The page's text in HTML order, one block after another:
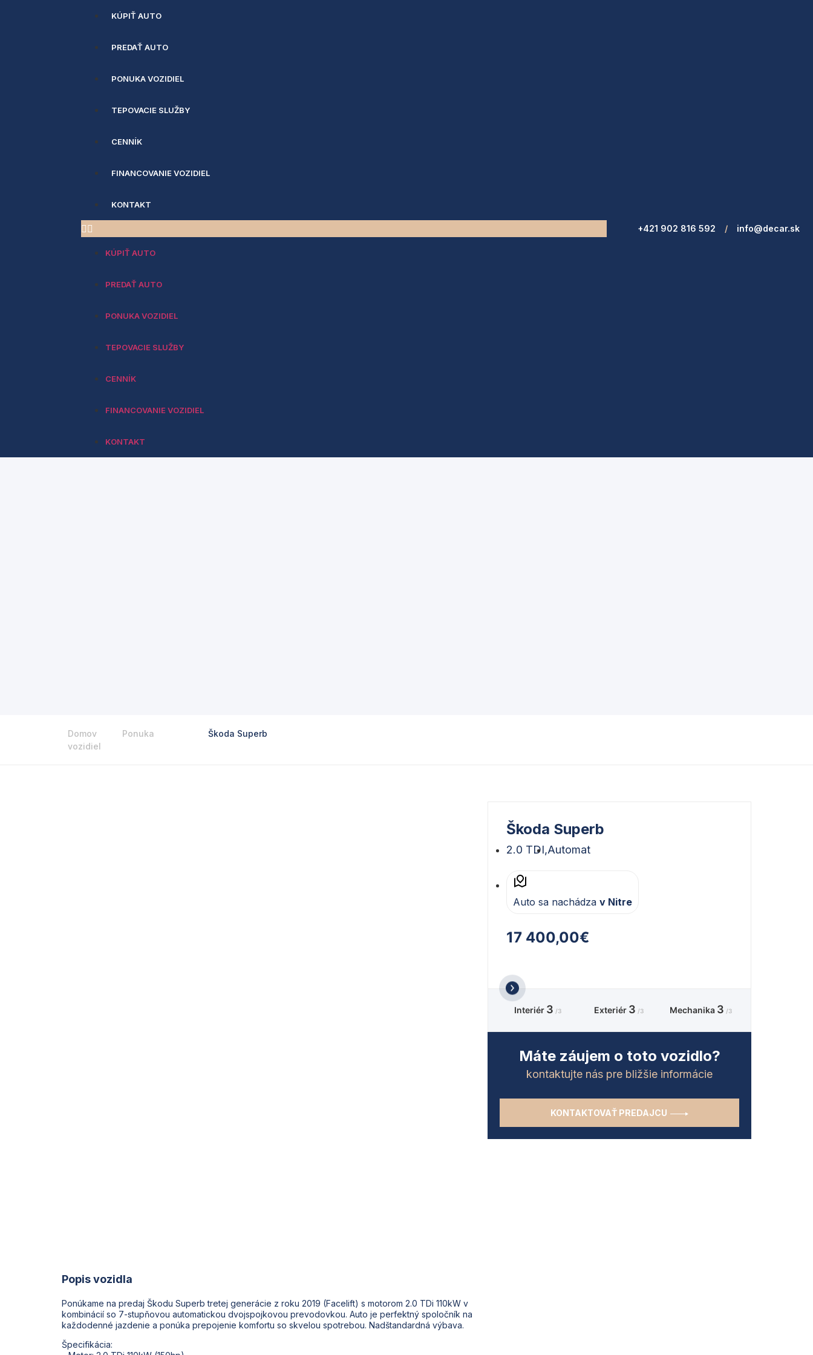
KÚPIŤ AUTO
PREDAŤ AUTO
PONUKA VOZIDIEL
TEPOVACIE SLUŽBY
CENNÍK
FINANCOVANIE VOZIDIEL
KONTAKT
KÚPIŤ AUTO
PREDAŤ AUTO
PONUKA VOZIDIEL
TEPOVACIE SLUŽBY
CENNÍK
FINANCOVANIE VOZIDIEL
KONTAKT
+421 902 816 592 / info@decar.sk
Domov
Ponuka
vozidiel
Škoda Superb
Popis vozidla
Ponúkame na predaj Škodu Superb tretej generácie z roku 2019 (Facelift) s motorom 2.0 TDi 110kW v
kombinácií so 7-stupňovou automatickou dvojspojkovou prevodovkou. Auto je perfektný spoločník na
každodenné jazdenie a ponúka prepojenie komfortu so skvelou spotrebou. Nadštandardná výbava.
Špecifikácia:
Škoda Superb
2.0 TDI,Automat
Auto sa nachádza v Nitre
17 400,00€
Interiér 3 /3 Exteriér 3 /3 Mechanika 3 /3
Máte záujem o toto vozidlo?
kontaktujte nás pre bližšie informácie
KONTAKTOVAŤ PREDAJCU